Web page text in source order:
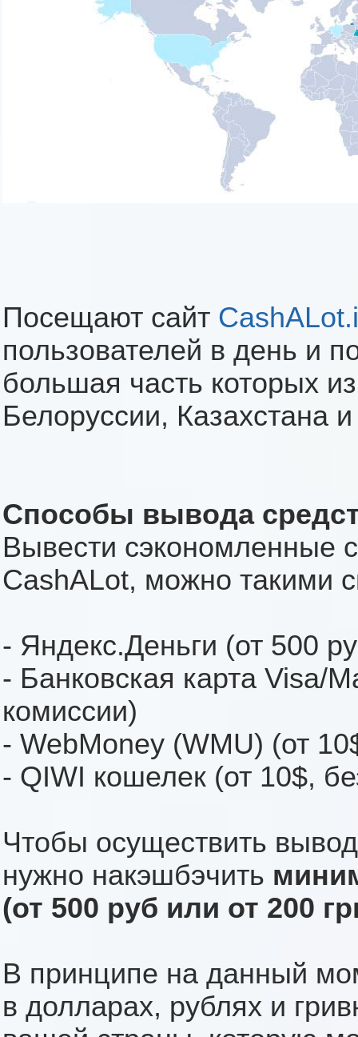
Посещают сайт
пользователей в день и
большая часть которых
Белоруссии, Казахстана
Способы вывода
Вывести сэкономленные
CashALot, можно такими
- Яндекс.Деньги (от 500
- Банковская карта Visa/
комиссии)
- WebMoney (WMU) (от
- QIWI кошелек (от 10$,
Чтобы осуществить
нужно накэшбэчить
(от 500 руб или от 200
В принципе на данный
в долларах, рублях и